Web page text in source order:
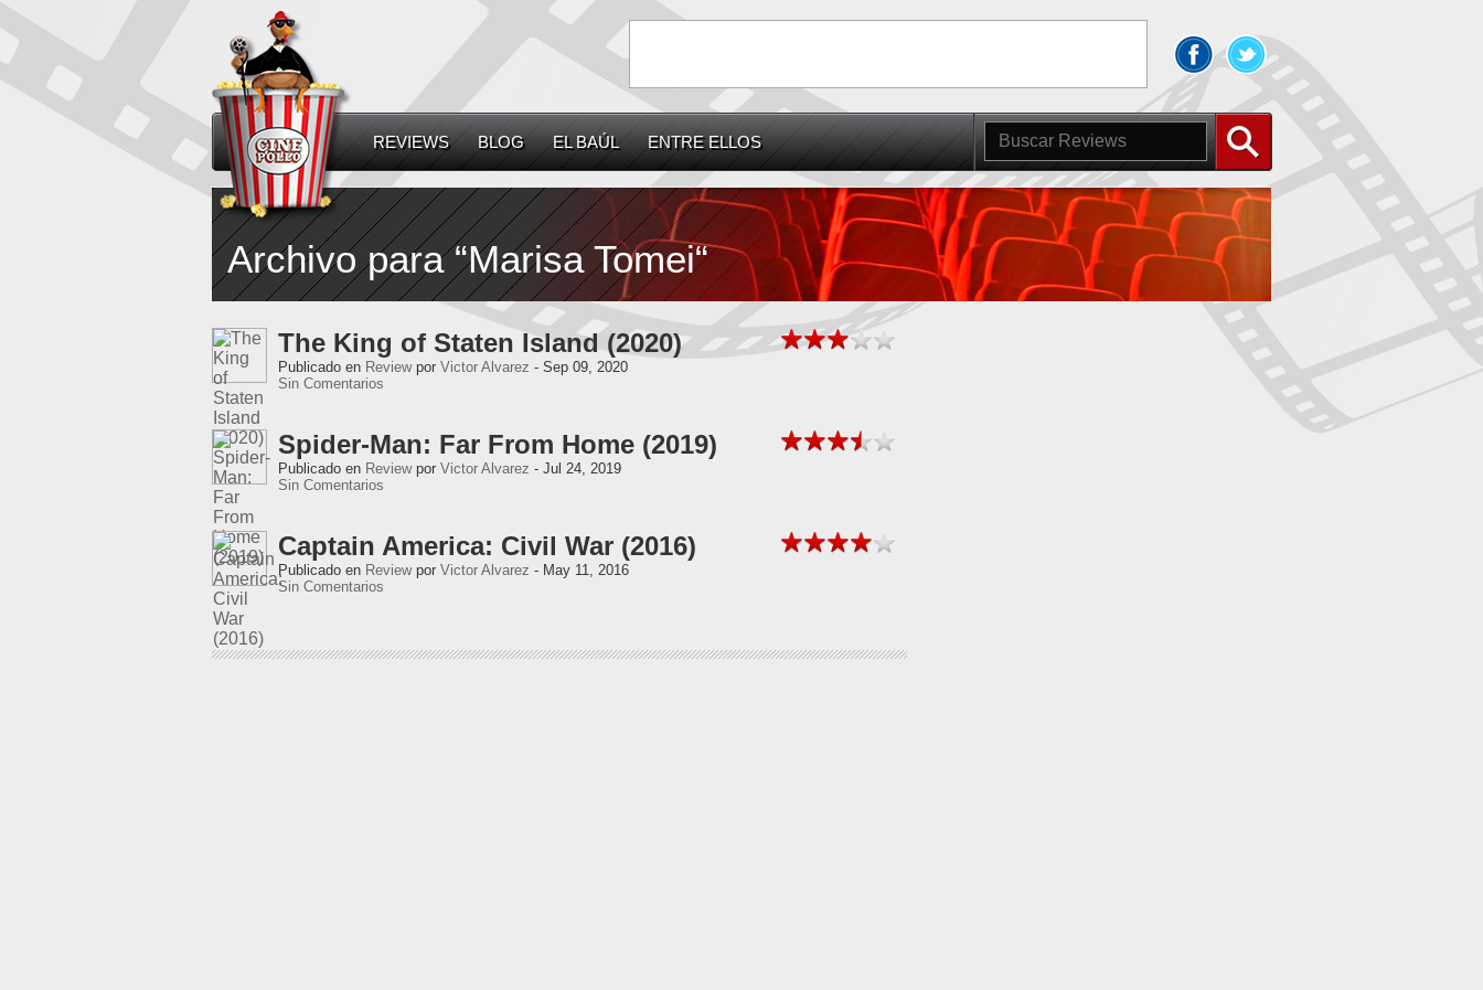
REVIEWS BLOG EL BAÚL ENTRE ELLOS
Archivo para “Marisa Tomei“
The King of Staten Island (2020)
Publicado en Reviewpor Victor Alvarez - Sep 09, 2020
Sin Comentarios
Spider-Man: Far From Home (2019)
Publicado en Reviewpor Victor Alvarez - Jul 24, 2019
Sin Comentarios
Captain America: Civil War (2016)
Publicado en Reviewpor Victor Alvarez - May 11, 2016
Sin Comentarios